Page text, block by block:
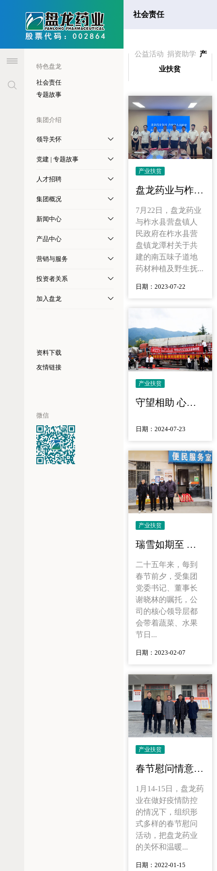
特色盘龙
社会责任
专题故事
集团介绍
领导关怀
党建 | 专题故事
人才招聘
集团概况
新闻中心
产品中心
营销与服务
投资者关系
加入盘龙
资料下载
友情链接
微信
社会责任
公益活动 捐资助学 产
业扶贫
产业扶贫
盘龙药业与柞水县营盘镇人民政府共建南五味子道地药材种植及野生抚育基地
7月22日，盘龙药业
与柞水县营盘镇人
民政府在柞水县营
盘镇龙潭村关于共
建的南五味子道地
药材种植及野生抚...
日期：2023-07-22
产业扶贫
守望相助 心系家乡！盘龙药业捐款百万支援家乡
日期：2024-07-23
产业扶贫
瑞雪如期至 温暖入家门
二十五年来，每到
春节前夕，受集团
党委书记、董事长
谢晓林的嘱托，公
司的核心领导层都
会带着蔬菜、水果
节日...
日期：2023-02-07
产业扶贫
春节慰问情意浓，入户走访暖人心
1月14-15日，盘龙药
业在做好疫情防控
的情况下，组织形
式多样的春节慰问
活动，把盘龙药业
的关怀和温暖...
日期：2022-01-15